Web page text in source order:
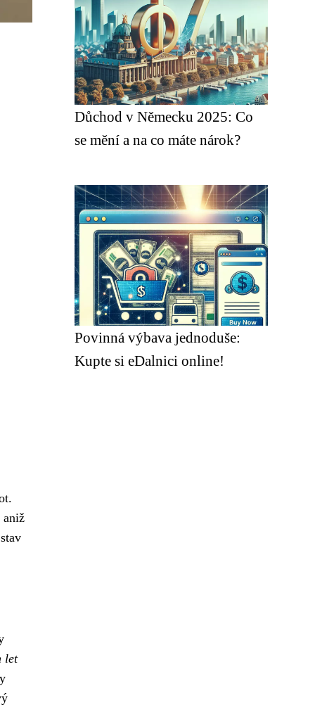
aniž
let
Důchod v Německu 2025: Co
se mění a na co máte nárok?
Povinná výbava jednoduše:
Kupte si eDalnici online!